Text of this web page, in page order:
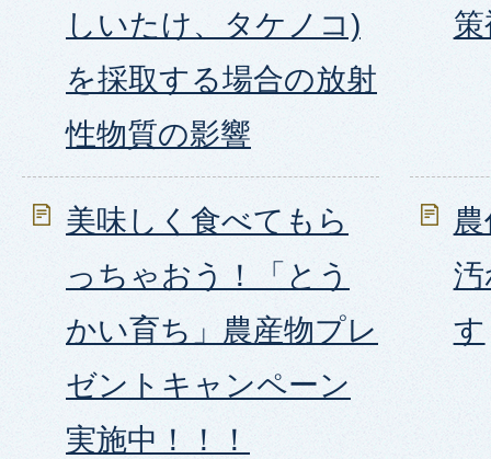
しいたけ、タケノコ)
を採取する場合の放射
性物質の影響
美味しく食べてもら
っちゃおう！「とう
かい育ち」農産物プレ
ゼントキャンペーン
実施中！！！
す